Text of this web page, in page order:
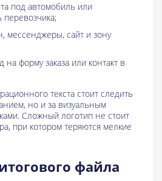
под автомобиль или
мессенджеры, сайт и зону
на форму заказа или контакт в
текста стоит следить
но и за визуальным
Сложный логотип не стоит
при котором теряются мелкие
файла